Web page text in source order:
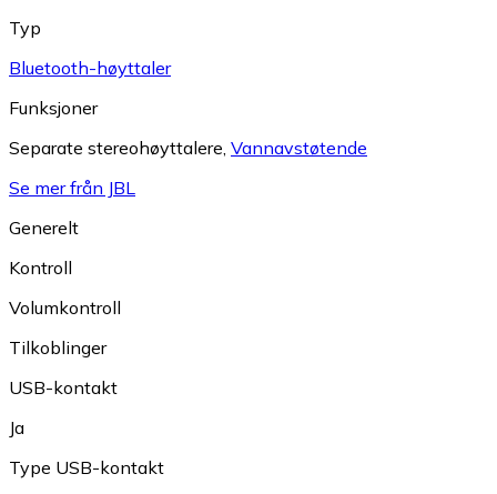
Typ
Bluetooth-høyttaler
Funksjoner
Separate stereohøyttalere Vannavstøtende
Se mer från JBL
Generelt
Kontroll
Volumkontroll
Tilkoblinger
USB-kontakt
Ja
Type USB-kontakt